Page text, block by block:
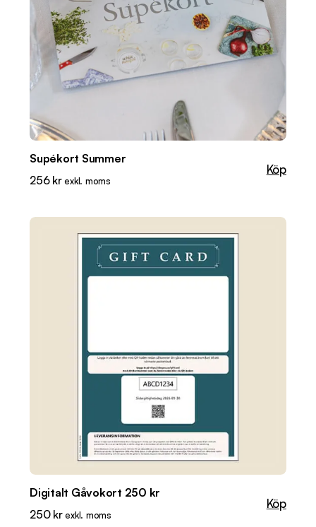
Supékort Summer
256 kr exkl. moms
Köp
Digitalt Gåvokort 250 kr
250 kr exkl. moms
Köp